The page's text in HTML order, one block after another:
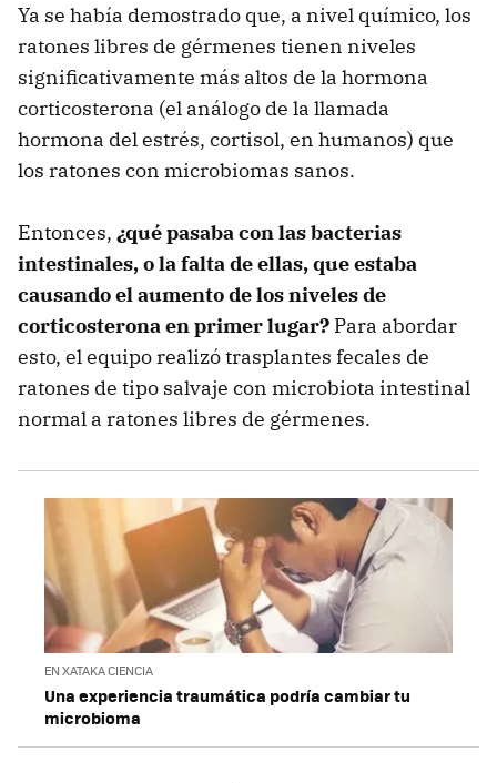
Ya se había demostrado que, a nivel químico, los
ratones libres de gérmenes tienen niveles
significativamente más altos de la hormona
corticosterona (el análogo de la llamada
hormona del estrés, cortisol, en humanos) que
los ratones con microbiomas sanos.
Entonces, ¿qué pasaba con las bacterias
intestinales, o la falta de ellas, que estaba
causando el aumento de los niveles de
corticosterona en primer lugar? Para abordar
esto, el equipo realizó trasplantes fecales de
ratones de tipo salvaje con microbiota intestinal
normal a ratones libres de gérmenes.
EN XATAKA CIENCIA
Una experiencia traumática podría cambiar tu
microbioma